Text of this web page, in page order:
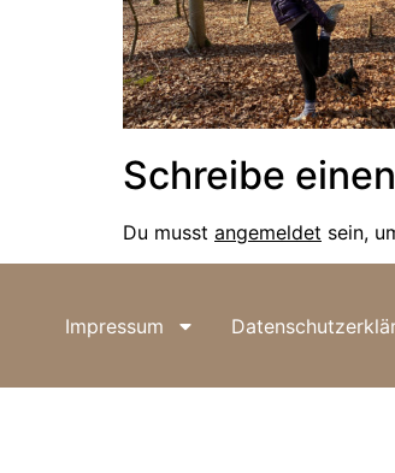
Schreibe
Du musst angemeldet sein,
Impressum